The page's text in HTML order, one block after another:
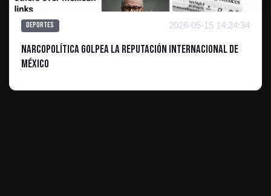
Deportes 2026-05-15 14:24:34
Narcopolítica golpea la reputación internacional de
México